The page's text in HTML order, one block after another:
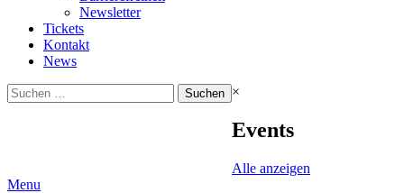
Newsletter
Tickets
Kontakt
News
Suchen
nach:
×
Events
Alle anzeigen
Menu